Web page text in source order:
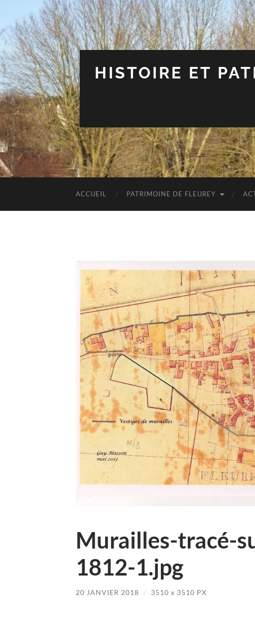
HISTOIRE ET
ACCUEIL PATRIMOINE DE FLEUREY
Murailles-tracé-
1812-1.jpg
20 JANVIER 2018 / 3510 x 3510 PX